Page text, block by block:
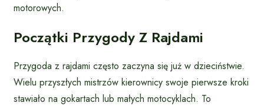
motorowych.
Początki Przygody Z Rajdami
Przygoda z rajdami często zaczyna się już w dzieciństwie.
Wielu przyszłych mistrzów kierownicy swoje pierwsze kroki
stawiało na gokartach lub małych motocyklach. To